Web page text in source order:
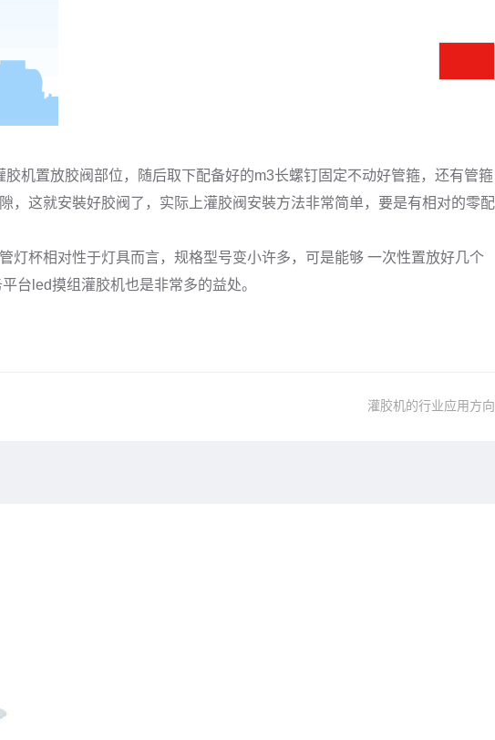
置放胶阀部位，随后取下配备好的m3长螺钉固定不动好管箍，还有管箍
，这就安裝好胶阀了，实际上灌胶阀安裝方法非常简单，要是有相对的零配
杯相对性于灯具而言，规格型号变小许多，可是能够 一次性置放好几个
台led摸组灌胶机也是非常多的益处。
灌胶机的行业应用方向